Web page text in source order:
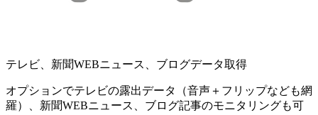
テレビ、新聞WEBニュース、ブログデータ取得
オプションでテレビの露出データ（音声＋フリップなども網
羅）、新聞WEBニュース、ブログ記事のモニタリングも可